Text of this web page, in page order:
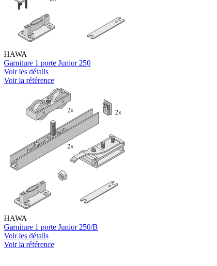
HAWA
Garniture 1 porte Junior 250
Voir les détails
Voir la référence
HAWA
Garniture 1 porte Junior 250/B
Voir les détails
Voir la référence